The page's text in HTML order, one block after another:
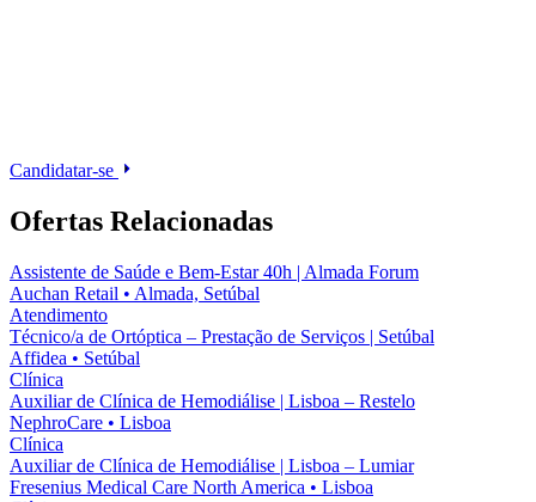
Candidatar-se
Ofertas Relacionadas
Assistente de Saúde e Bem-Estar 40h | Almada Forum
Auchan Retail • Almada, Setúbal
Atendimento
Técnico/a de Ortóptica – Prestação de Serviços | Setúbal
Affidea • Setúbal
Clínica
Auxiliar de Clínica de Hemodiálise | Lisboa – Restelo
NephroCare • Lisboa
Clínica
Auxiliar de Clínica de Hemodiálise | Lisboa – Lumiar
Fresenius Medical Care North America • Lisboa